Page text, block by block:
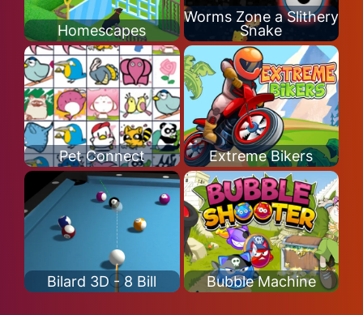
Homescapes
Worms Zone a Slithery
Snake
Pet Connect Extreme Bikers
Bilard 3D - 8 Bill Bubble Machine